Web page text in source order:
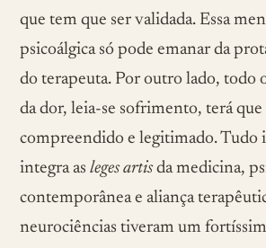
que tem que ser validada. Essa
psicoálgica só pode emanar da
do terapeuta. Por outro lado, todo
da dor, leia-se sofrimento, terá que
compreendido e legitimado. Tudo
integra as leges artisda medicina,
contemporânea e aliança
neurociências tiveram um